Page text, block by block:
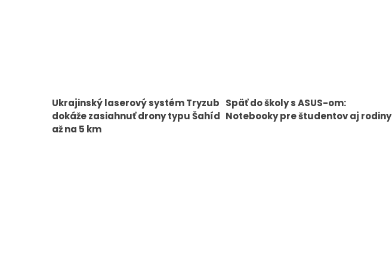
Ukrajinský laserový systém Tryzub
dokáže zasiahnuť drony typu Šahíd
až na 5 km
Späť do školy s ASUS-om:
Notebooky pre študentov aj rodiny